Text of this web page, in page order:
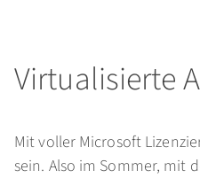
Virtualisierte
Mit voller Microsoft
sein. Also im Sommer, mit